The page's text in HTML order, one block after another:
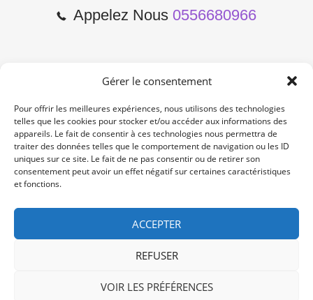
Gérer le consentement
Pour offrir les meilleures expériences, nous utilisons des technologies
telles que les cookies pour stocker et/ou accéder aux informations des
appareils. Le fait de consentir à ces technologies nous permettra de
traiter des données telles que le comportement de navigation ou les ID
uniques sur ce site. Le fait de ne pas consentir ou de retirer son
consentement peut avoir un effet négatif sur certaines caractéristiques
et fonctions.
ACCEPTER
REFUSER
VOIR LES PRÉFÉRENCES
Appelez Nous 0556680966
2 Cours de l'Yser 33800
Bordeaux
Lun-Samedi: 10:00 -19:00
Non Stop
/ /